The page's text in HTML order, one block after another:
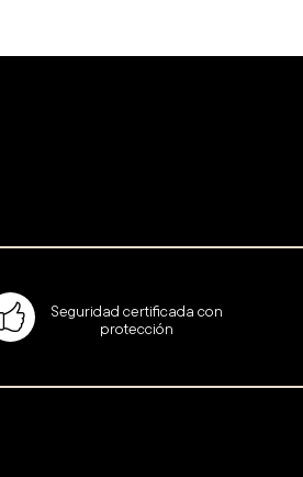
Seguridad certificada con
protección